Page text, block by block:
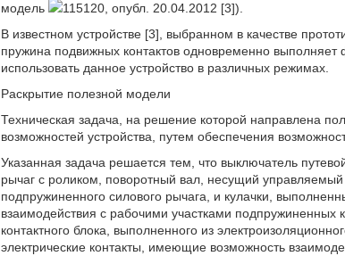
модель
115120, опубл. 20.04.2012 [3]).
В известном устройстве [3], выбранном в качестве
пружина подвижных контактов одновременно
использовать данное устройство в различных режимах.
Раскрытие полезной модели
Техническая задача, на решение которой направлена
возможностей устройства, путем обеспечения
Указанная задача решается тем, что выключатель
рычаг с роликом, поворотный вал, несущий
подпружиненного силового рычага, и кулачки,
взаимодействия с рабочими участками
контактного блока, выполненного из
электрические контакты, имеющие возможность